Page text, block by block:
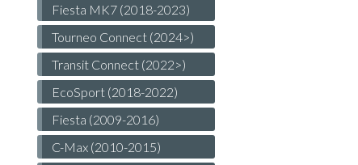
Fiesta MK7 (2018-2023)
Tourneo Connect (2024>)
Transit Connect (2022>)
EcoSport (2018-2022)
Fiesta (2009-2016)
C-Max (2010-2015)